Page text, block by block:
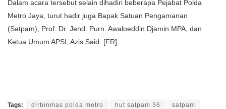
Dalam acara tersebut selain dihadiri beberapa Pejabat Polda
Metro Jaya, turut hadir juga Bapak Satuan Pengamanan
(Satpam), Prof. Dr. Jend. Purn. Awaloeddin Djamin MPA, dan
Ketua Umum APSI, Azis Said. [FR]
Tags: dirbinmas polda metro hut satpam 36 satpam